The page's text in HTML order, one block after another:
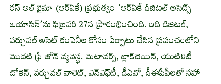
రస్‌ అల్‌ ఖైమా (ఆర్‌ఏకే) ప్రభుత్వం ‘ఆర్‌ఏకే డిజిటల్‌ అసెట్స్‌
ఒయాసిస్‌’ను ఫిబ్రవరి 27న ప్రారంభించింది. ఇది డిజిటల్‌,
వర్చువల్‌ అసెట్‌ కంపెనీల కోసం ఏర్పాటు చేసిన ప్రపంచంలోని
మొదటి ఫ్రీ జోన్‌ వ్యవస్థ. మెటావర్స్‌, బ్లాక్‌చెయిన్‌, యుటిలిటీ
టోకెన్‌, వర్చువల్‌ వాలెట్‌, ఎన్‌ఎఫ్‌టీ, డీఏవో, డీఈపీపీలతో సహా